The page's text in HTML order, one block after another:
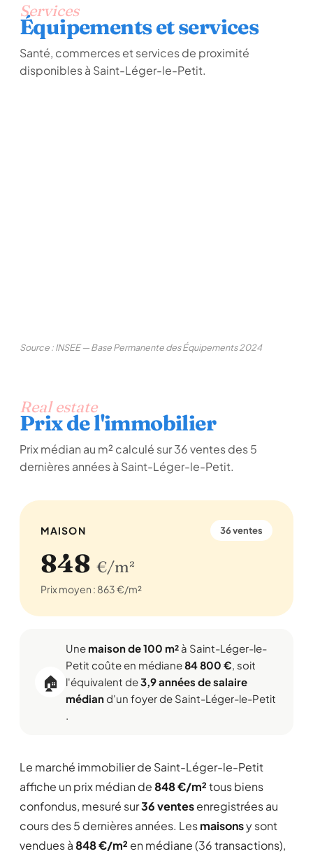
Services
Équipements et services
Santé, commerces et services de proximité
disponibles à Saint-Léger-le-Petit.
Source : INSEE — Base Permanente des Équipements 2024
Real estate
Prix de l'immobilier
Prix médian au m² calculé sur 36 ventes des 5
dernières années à Saint-Léger-le-Petit.
MAISON 36 ventes
848 €/m²
Prix moyen : 863 €/m²
🏠
Une maison de 100 m² à Saint-Léger-le-
Petit coûte en médiane84 800 €, soit
l'équivalent de3,9 années de salaire
médiand'un foyer de Saint-Léger-le-Petit
.
Le marché immobilier de Saint-Léger-le-Petit
affiche un prix médian de848 €/m²tous biens
confondus, mesuré sur36 ventesenregistrées au
cours des 5 dernières années. Lesmaisonsy sont
vendues à848 €/m² en médiane (36 transactions),